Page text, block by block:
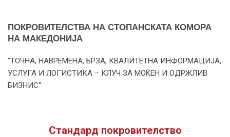
ПОКРОВИТЕЛСТВА НА СТОПАНСКАТА КОМОРА
НА МАКЕДОНИЈА
"ТОЧНА, НАВРЕМЕНА, БРЗА, КВАЛИТЕТНА ИНФОРМАЦИЈА,
УСЛУГА И ЛОГИСТИКА – КЛУЧ ЗА МОЌЕН И ОДРЖЛИВ
БИЗНИС"
Стандард покровителство